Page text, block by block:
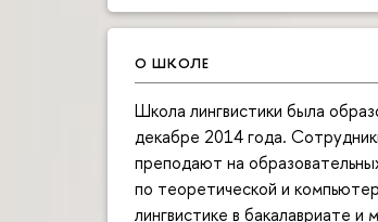
О ШКОЛЕ
Школа лингвистики была
декабре 2014 года.
преподают на
по теоретической и
лингвистике в бакалавриате и